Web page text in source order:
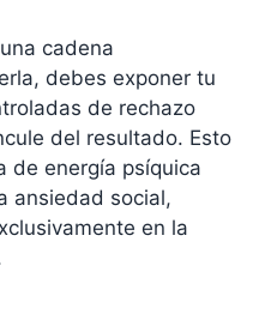
cadena
debes exponer tu
de rechazo
del resultado. Esto
de energía psíquica
ansiedad social,
en la